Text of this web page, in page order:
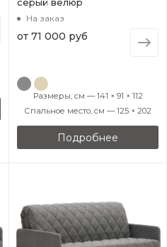
На заказ
от 71 000 руб
Размеры, см — 141 × 91 × 112
Спальное место, см — 125 × 202
Подробнее